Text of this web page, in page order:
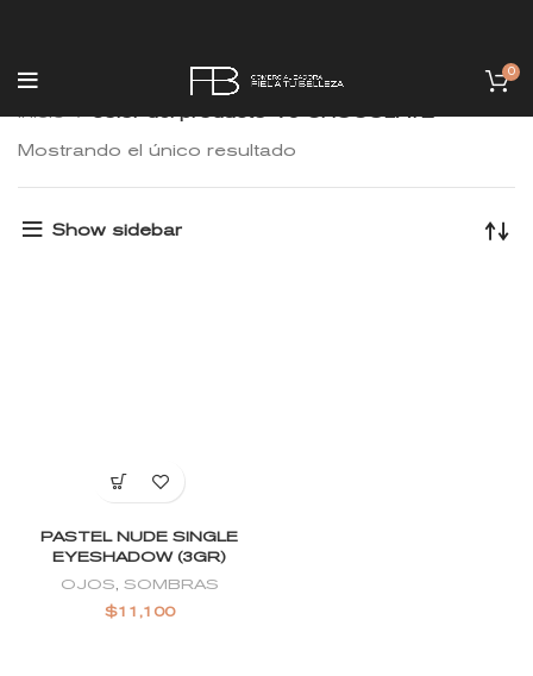
0
Mostrando el único resultado
Show sidebar
PASTEL NUDE SINGLE
EYESHADOW (3GR)
OJOS, SOMBRAS
$11,100